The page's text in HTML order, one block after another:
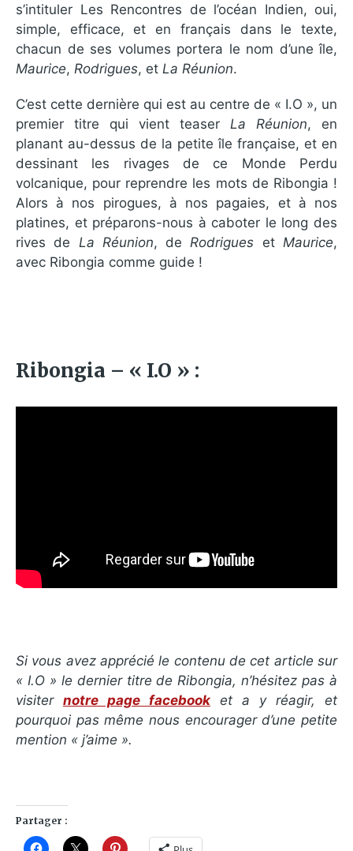
s’intituler Les Rencontres de l’océan Indien, oui,
simple, efficace, et en français dans le texte,
chacun de ses volumes portera le nom d’une île,
Maurice, Rodrigues, et La Réunion.
C’est cette dernière qui est au centre de « I.O », un
premier titre qui vient teaser La Réunion, en
planant au-dessus de la petite île française, et en
dessinant les rivages de ce Monde Perdu
volcanique, pour reprendre les mots de Ribongia !
Alors à nos pirogues, à nos pagaies, et à nos
platines, et préparons-nous à caboter le long des
rives de La Réunion, de Rodrigues et Maurice,
avec Ribongia comme guide !
Ribongia – « I.O » :
Si vous avez apprécié le contenu de cet article sur
« I.O » le dernier titre de Ribongia, n’hésitez pas à
visiter notre page facebook et a y réagir, et
pourquoi pas même nous encourager d’une petite
mention « j’aime ».
Partager :